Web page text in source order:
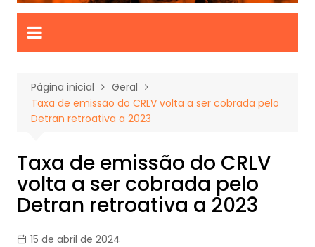
Página inicial
Geral
Taxa de emissão do CRLV volta a ser cobrada pelo
Detran retroativa a 2023
Taxa de emissão do CRLV
volta a ser cobrada pelo
Detran retroativa a 2023
15 de abril de 2024